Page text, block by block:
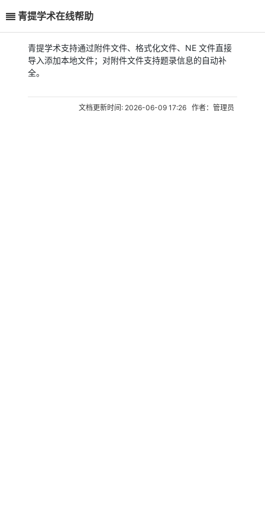
青提学术在线帮助
青提学术支持通过附件文件、格式化文件、NE 文件直接
导入添加本地文件；对附件文件支持题录信息的自动补
全。
文档更新时间: 2026-06-09 17:26 作者：管理员